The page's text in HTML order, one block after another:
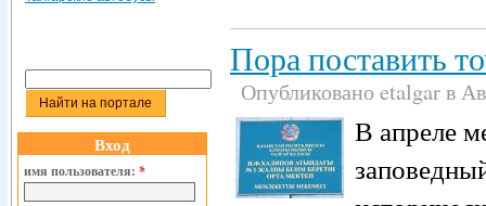
Пора поставить
Опубликовано etalgar в
В апреле
Вход
имя пользователя: *